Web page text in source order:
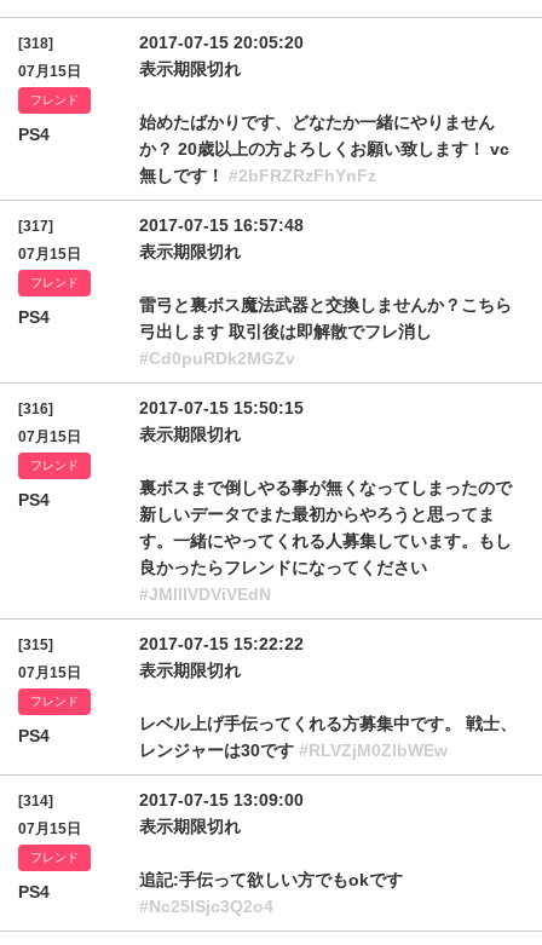
[318]
07月15日
フレンド
PS4
2017-07-15 20:05:20
表示期限切れ
始めたばかりです、どなたか一緒にやりません
か？ 20歳以上の方よろしくお願い致します！ vc
無しです！ #2bFRZRzFhYnFz
[317]
07月15日
フレンド
PS4
2017-07-15 16:57:48
表示期限切れ
雷弓と裏ボス魔法武器と交換しませんか？こちら
弓出します 取引後は即解散でフレ消し
#Cd0puRDk2MGZv
[316]
07月15日
フレンド
PS4
2017-07-15 15:50:15
表示期限切れ
裏ボスまで倒しやる事が無くなってしまったので
新しいデータでまた最初からやろうと思ってま
す。一緒にやってくれる人募集しています。もし
良かったらフレンドになってください
#JMllIVDViVEdN
[315]
07月15日
フレンド
PS4
2017-07-15 15:22:22
表示期限切れ
レベル上げ手伝ってくれる方募集中です。 戦士、
レンジャーは30です #RLVZjM0ZlbWEw
[314]
07月15日
フレンド
PS4
2017-07-15 13:09:00
表示期限切れ
追記:手伝って欲しい方でもokです
#Nc25ISjc3Q2o4